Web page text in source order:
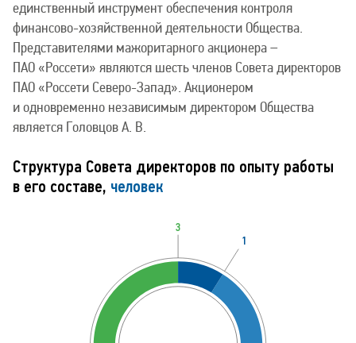
единственный инструмент обеспечения контроля
финансово-хозяйственной деятельности Общества.
Представителями мажоритарного акционера –
ПАО «Россети» являются шесть членов Совета директоров
ПАО «Россети Северо-Запад». Акционером
и одновременно независимым директором Общества
является Головцов А. В.
Структура Совета директоров по опыту работы
в его составе, человек
3
1